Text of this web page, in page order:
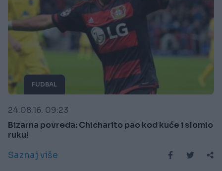
FUDBAL
24.08.16. 09:23
Bizarna povreda: Chicharito pao kod kuće i slomio
ruku!
Saznaj više